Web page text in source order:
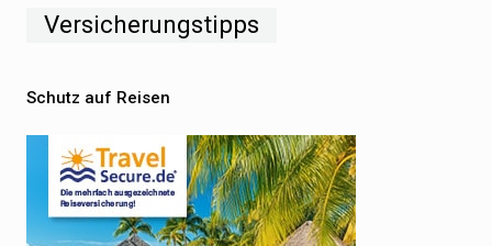
Versicherungstipps
Schutz auf Reisen